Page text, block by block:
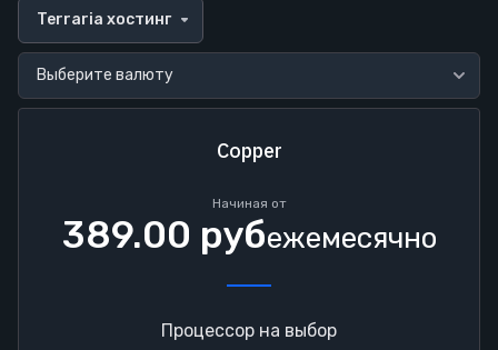
Terraria хостинг
Copper
Начиная от
389.00 рубежемесячно
Процессор на выбор